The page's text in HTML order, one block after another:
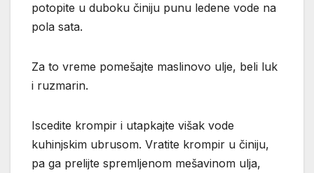
potopite u duboku činiju punu ledene vode na
pola sata.
Za to vreme pomešajte maslinovo ulje, beli luk
i ruzmarin.
Iscedite krompir i utapkajte višak vode
kuhinjskim ubrusom. Vratite krompir u činiju,
pa ga prelijte spremljenom mešavinom ulja,